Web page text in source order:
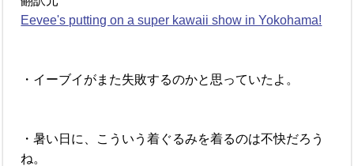
Eevee's putting on a super kawaii show in Yokohama!
・イーブイがまた失敗するのかと思っていたよ。
・暑い日に、こういう着ぐるみを着るのは不快だろう
ね。